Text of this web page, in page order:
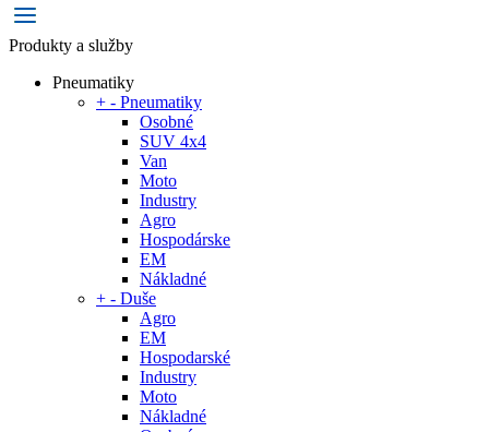
Produkty a služby
Pneumatiky
+ - Pneumatiky
Osobné
SUV 4x4
Van
Moto
Industry
Agro
Hospodárske
EM
Nákladné
+ - Duše
Agro
EM
Hospodarské
Industry
Moto
Nákladné